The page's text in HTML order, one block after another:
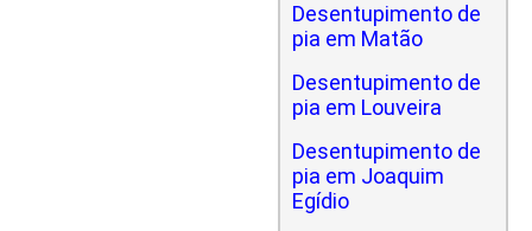
Desentupimento de
pia em Matão
Desentupimento de
pia em Louveira
Desentupimento de
pia em Joaquim
Egídio